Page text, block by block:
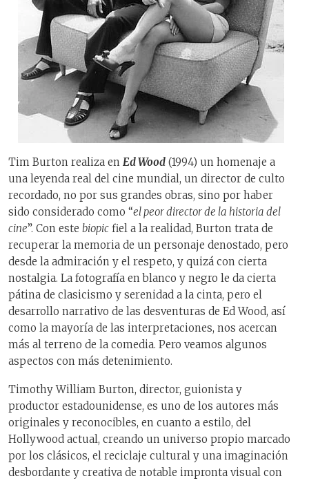
Tim Burton realiza en Ed Wood (1994) un homenaje a
una leyenda real del cine mundial, un director de culto
recordado, no por sus grandes obras, sino por haber
sido considerado como “el peor director de la historia del
cine”. Con este biopic fiel a la realidad, Burton trata de
recuperar la memoria de un personaje denostado, pero
desde la admiración y el respeto, y quizá con cierta
nostalgia. La fotografía en blanco y negro le da cierta
pátina de clasicismo y serenidad a la cinta, pero el
desarrollo narrativo de las desventuras de Ed Wood, así
como la mayoría de las interpretaciones, nos acercan
más al terreno de la comedia. Pero veamos algunos
aspectos con más detenimiento.
Timothy William Burton, director, guionista y
productor estadounidense, es uno de los autores más
originales y reconocibles, en cuanto a estilo, del
Hollywood actual, creando un universo propio marcado
por los clásicos, el reciclaje cultural y una imaginación
desbordante y creativa de notable impronta visual con